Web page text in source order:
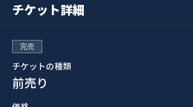
チケット詳細
完売
チケットの種類
前売り